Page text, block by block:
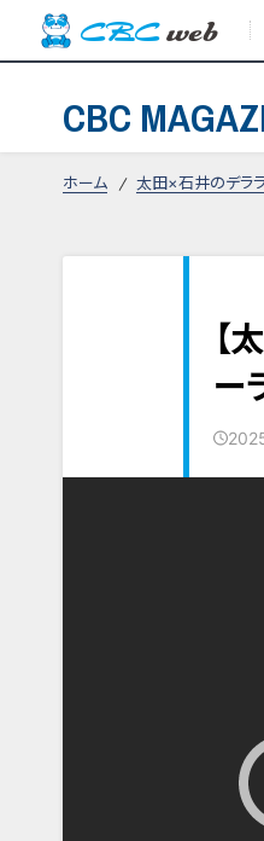
CBC
ホーム 太田×石井のデラ
【
ー